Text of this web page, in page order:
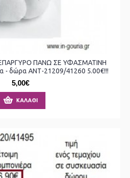
ΠΑΝΩ ΣΕ ΥΦΑΣΜΑΤΙΝΗ
- δώρα ΑΝΤ-21209/41260 5.00€!!!
5,00€
ΚΑΛΆΘΙ